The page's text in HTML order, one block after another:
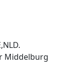
Middelburg